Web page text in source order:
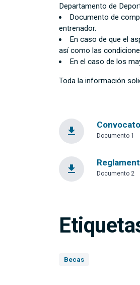
Departamento de
Documento de
entrenador.
En caso de que el
así como las
En el caso de los
Toda la información
file_download Documento 1
file_download Documento 2
Becas